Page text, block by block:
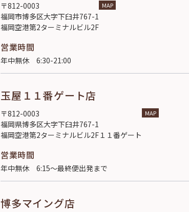
〒812-0003
福岡市博多区大字下臼井767-1
福岡空港第2ターミナルビル2F
MAP
営業時間
年中無休 6:30-21:00
玉屋１１番ゲート店
〒812-0003
福岡県博多区大字下臼井767-1
福岡空港第2ターミナルビル2F１１番ゲート
MAP
営業時間
年中無休 6:15～最終便出発まで
博多マイング店